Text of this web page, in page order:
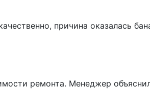
причина оказалась
ремонта. Менеджер